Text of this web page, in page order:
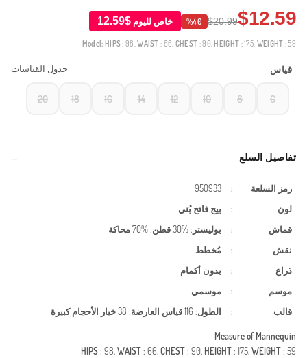
$12.59
$20.99
%40 خاص لليوم $12.59
Model: HIPS: 98,WAIST : 66, CHEST : 90, HEIGHT : 175, WEIGHT : 59
قياس جدول القياسات
6
8
10
12
14
16
18
20
تفاصيل السلع
رمز السلعة :
950933
لون
: بيج فاتح بُني
قماش
: بوليستر : %30 قطن: %70
محاكة
نقش
:
مُخطط
ذراع
:
بدون أكمام
موسم
:
موسمي
قالب
: الطول: 116 قياس العارضة: 38 خيار الأحجام كبيرة
Measure of Mannequin
HIPS: 98,WAIST: 66,CHEST: 90, HEIGHT: 175,WEIGHT: 59